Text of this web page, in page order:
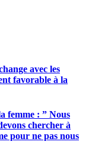
avec les
favorable à la
femme : ” Nous
chercher à
pour ne pas nous